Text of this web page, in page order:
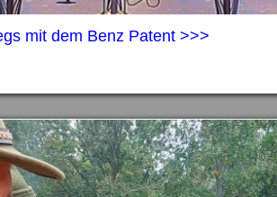
mit dem Benz Patent >>>